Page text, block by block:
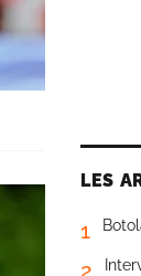
LES
1
2